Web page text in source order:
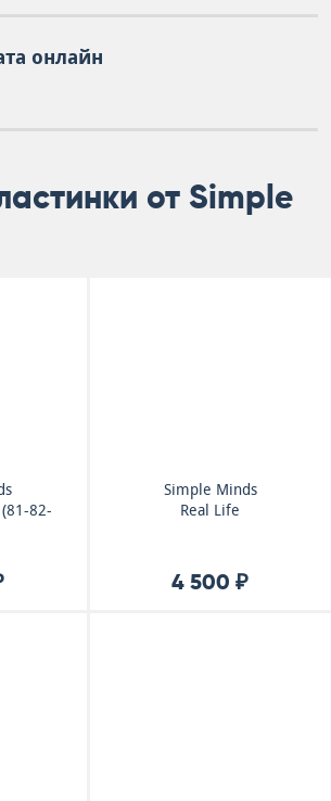
онлайн
от Simple
82-
Simple Minds
Real Life
4 500 ₽